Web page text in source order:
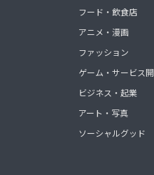
フード・飲食店
アニメ・漫画
ファッション
ゲーム・サービス
ビジネス・起業
アート・写真
ソーシャルグッド